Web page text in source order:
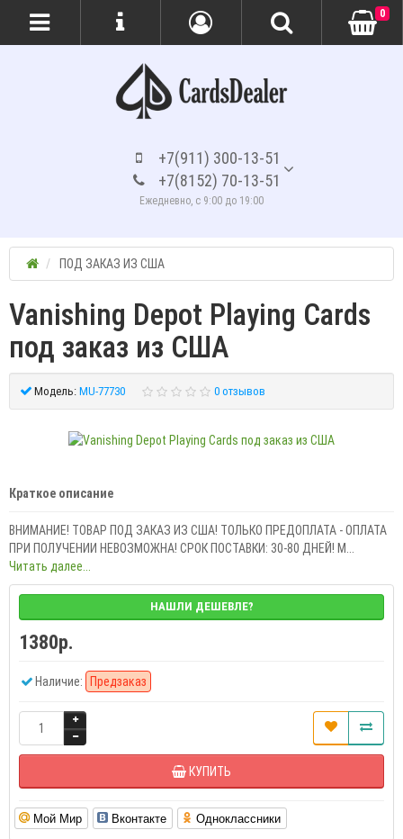
+7(911) 300-13-51
+7(8152) 70-13-51
Ежедневно, с 9:00 до 19:00
0
ПОД ЗАКАЗ ИЗ США
Vanishing Depot Playing Cards
под заказ из США
Модель: MU-77730 0 отзывов
Краткое описание
ВНИМАНИЕ! ТОВАР ПОД ЗАКАЗ ИЗ США! ТОЛЬКО ПРЕДОПЛАТА - ОПЛАТА
ПРИ ПОЛУЧЕНИИ НЕВОЗМОЖНА! СРОК ПОСТАВКИ: 30-80 ДНЕЙ! M...
Читать далее...
НАШЛИ ДЕШЕВЛЕ?
1380р.
Наличие: Предзаказ
КУПИТЬ
Мой Мир Вконтакте Одноклассники